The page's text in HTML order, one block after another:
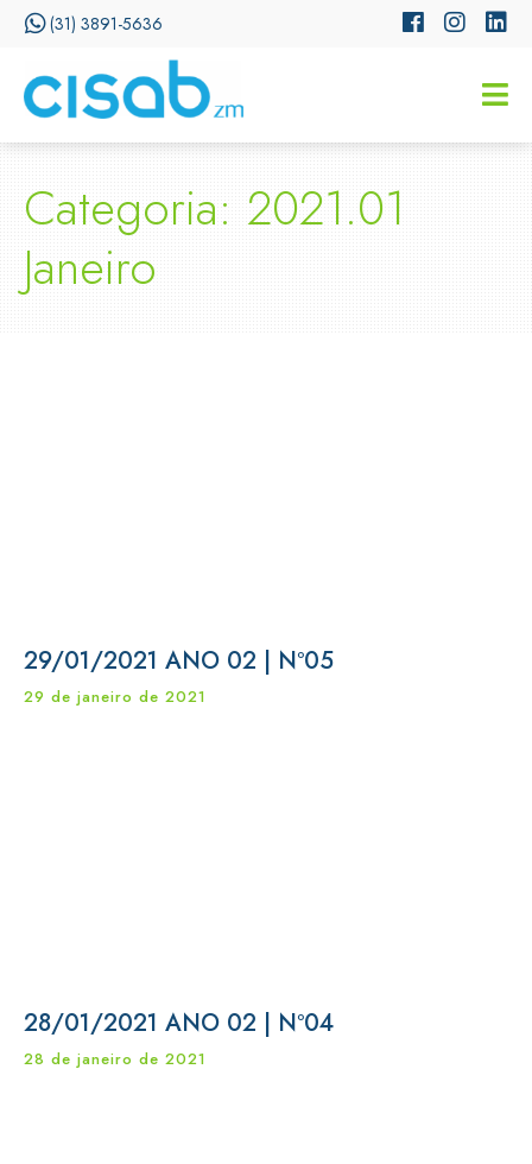
(31) 3891-5636
Categoria: 2021.01
Janeiro
29/01/2021 ANO 02 | Nº05
29 de janeiro de 2021
28/01/2021 ANO 02 | Nº04
28 de janeiro de 2021
CISSA
Assistente Virtual do CISAB